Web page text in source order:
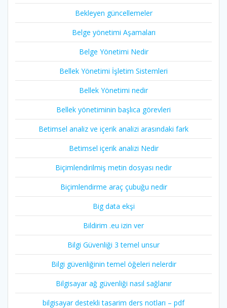
Bekleyen güncellemeler
Belge yönetimi Aşamaları
Belge Yönetimi Nedir
Bellek Yönetimi İşletim Sistemleri
Bellek Yönetimi nedir
Bellek yönetiminin başlıca görevleri
Betimsel analiz ve içerik analizi arasındaki fark
Betimsel içerik analizi Nedir
Biçimlendirilmiş metin dosyası nedir
Biçimlendirme araç çubuğu nedir
Big data ekşi
Bildirim .eu izin ver
Bilgi Güvenliği 3 temel unsur
Bilgi güvenliğinin temel öğeleri nelerdir
Bilgisayar ağ güvenliği nasıl sağlanır
bilgisayar destekli tasarim ders notları – pdf